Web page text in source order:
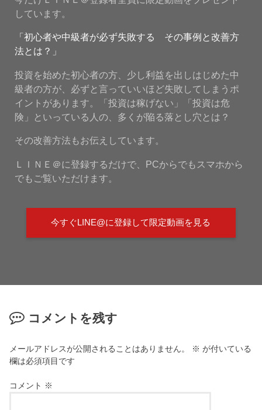
しています。
「初心者や中級者が必ず失敗する その事例と改善方
法とは？」
投資を始めた初心者の方、少し利益を出しはじめた中
級者の方が、必ずと言っていいほど失敗してしまうポ
イントがあります。「投資は稼げない」「投資は危
険」といっている人の、多くが陥る落とし穴とは？
その改善方法もお伝えしています。
ＬＩＮＥ＠に登録するだけで、PCからでもスマホから
でもご覧いただけます。
今すぐLINE@に登録して限定動画を見る
コメントを残す
メールアドレスが公開されることはありません。 ※ が付いている
欄は必須項目です
コメント ※